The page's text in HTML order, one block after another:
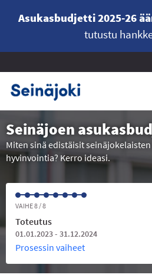
Asukasbudjetti 2025-26
tutustu
Seinäjoen
Miten sinä edistäisit
hyvinvointia? Kerro ideasi.
VAIHE 8 / 8
Toteutus
01.01.2023 - 31.12.2024
Prosessin vaiheet